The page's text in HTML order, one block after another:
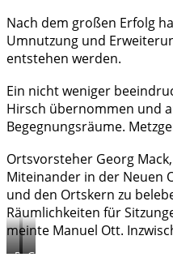
Nach dem großen Erfolg
Umnutzung und
entstehen werden.
Ein nicht weniger
Hirsch übernommen und
Begegnungsräume.
Ortsvorsteher Georg
Miteinander in der Neuen
und den Ortskern zu
Räumlichkeiten für
meinte Manuel Ott.
RoseGeorg